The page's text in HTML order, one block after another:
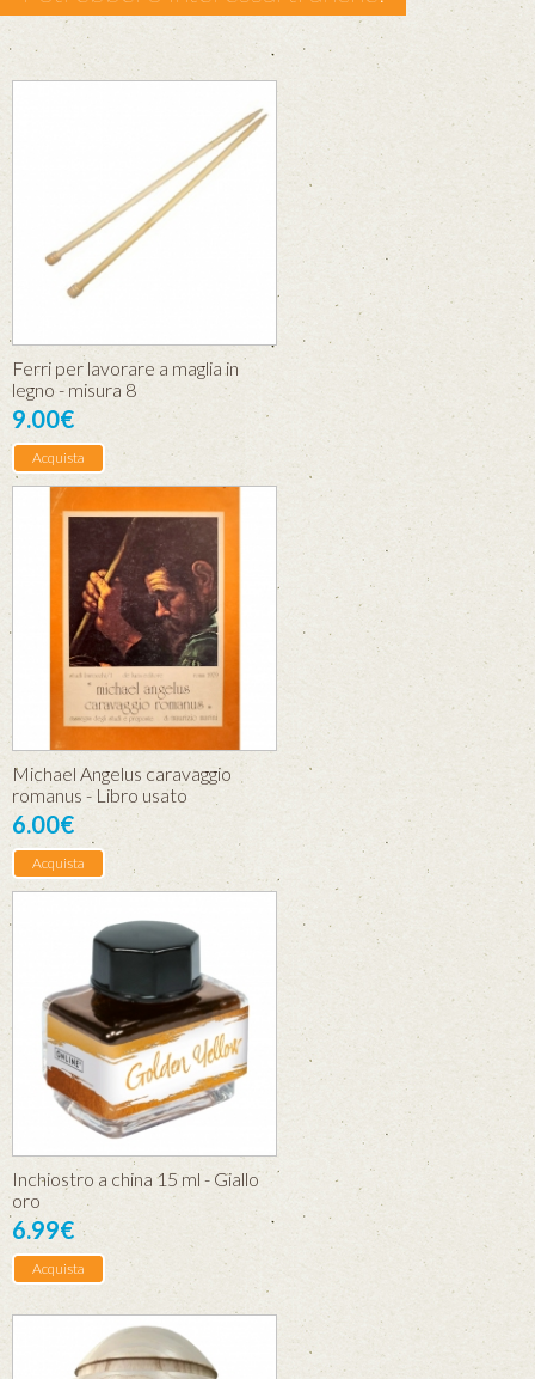
Ferri per lavorare a maglia in
legno - misura 8
9.00€
Acquista
Michael Angelus caravaggio
romanus - Libro usato
6.00€
Acquista
Inchiostro a china 15 ml - Giallo
oro
6.99€
Acquista